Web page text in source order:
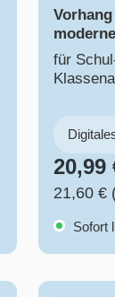
für
20,99
21,60 €
Sofort